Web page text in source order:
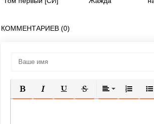
КОММЕНТАРИЕВ (0)
ПОЛУЖИРНЫЙ
КУРСИВПОДЧЕРКНУТЫЙ
ЗАЧЕРКНУТЫЙ